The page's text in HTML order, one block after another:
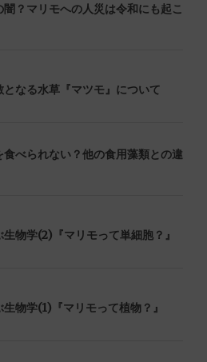
闇？マリモへの人災は令和にも起こ
となる水草『マツモ』について
食べられない？他の食用藻類との違
物学(2)『マリモって単細胞？』
物学(1)『マリモって植物？』